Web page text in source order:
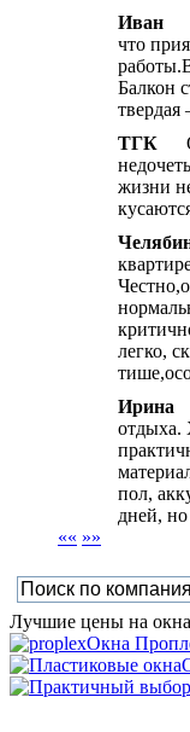
Иван
что
Балкон
твердая
ТГК
жизни
легко,
Ирина
отдыха.
пол,
дней,
«« »»
Лучшие цены на окна
Окна